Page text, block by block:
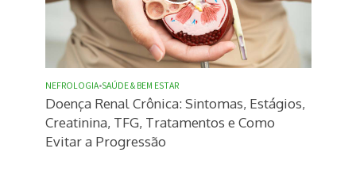
NEFROLOGIA•SAÚDE & BEM ESTAR
Doença Renal Crônica: Sintomas, Estágios,
Creatinina, TFG, Tratamentos e Como
Evitar a Progressão